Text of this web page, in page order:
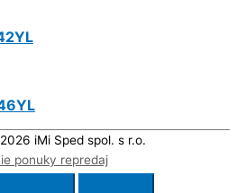
iMi Sped spol. s r.o.
ponuky repredaj